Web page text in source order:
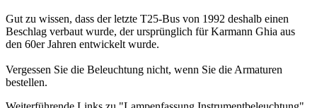
Gut zu wissen, dass der letzte T25-Bus von 1992 deshalb einen
Beschlag verbaut wurde, der ursprünglich für Karmann Ghia aus
den 60er Jahren entwickelt wurde.
Vergessen Sie die Beleuchtung nicht, wenn Sie die Armaturen
bestellen.